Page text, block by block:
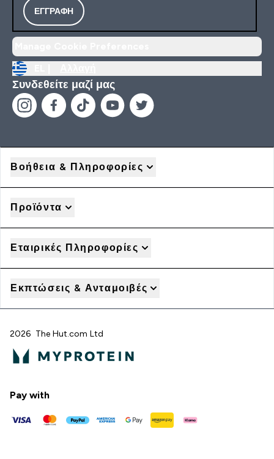
ΕΓΓΡΑΦΉ
Συνδεθείτε μαζί μας
Βοήθεια & Πληροφορίες
Προϊόντα
Εταιρικές Πληροφορίες
Εκπτώσεις & Ανταμοιβές
2026 The Hut.com Ltd
Pay with